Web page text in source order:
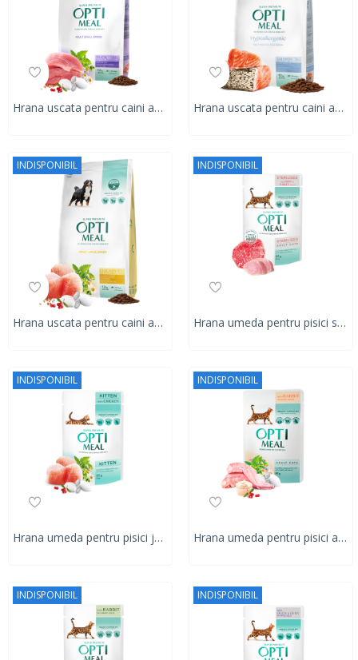
Hrana uscata pentru caini adulti de talie mica, Super Premium OPTIMEAL DRY FOOD, rata, 12kg Hrana uscata pentru caini adulti DE TALIE MEDIE ȘI MARE, OPTIMEAL DRY FOOD, somon, 12 kg
INDISPONIBIL
Hrana uscata pentru caini adulti DE TALIE MARE, OPTIMEAL DRY FOOD, pui, 12 kg
INDISPONIBIL
Hrana umeda pentru pisici sterilizate, Super Premium OPTIMEAL WET FOOD, CU VITĂ ȘI FILE DE CURCAN ÎN JELEU, 85g
INDISPONIBIL
Hrana umeda pentru pisici junior, Super Premium OPTIMEAL WET FOOD OPTIMEAL, pui, 85g
INDISPONIBIL
Hrana umeda pentru pisici adulte, Super Premium OPTIMEAL WET FOOD, iepure in sos alb, 85g
INDISPONIBIL INDISPONIBIL